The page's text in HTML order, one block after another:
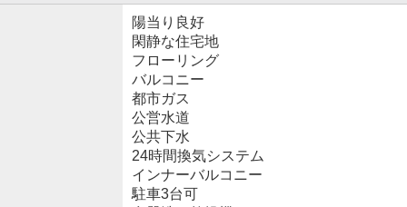
陽当り良好
閑静な住宅地
フローリング
バルコニー
都市ガス
公営水道
公共下水
24時間換気システム
インナーバルコニー
駐車3台可